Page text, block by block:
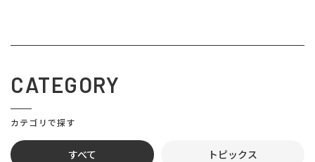
CATEGORY
カテゴリで探す
すべて トピックス